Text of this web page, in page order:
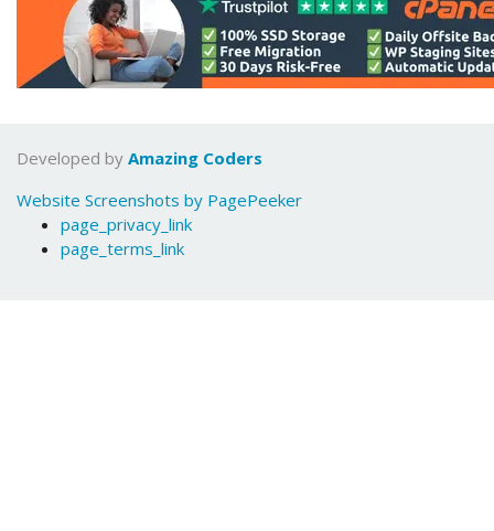
Developed by Amazing Coders
Website Screenshots by PagePeeker
page_privacy_link
page_terms_link